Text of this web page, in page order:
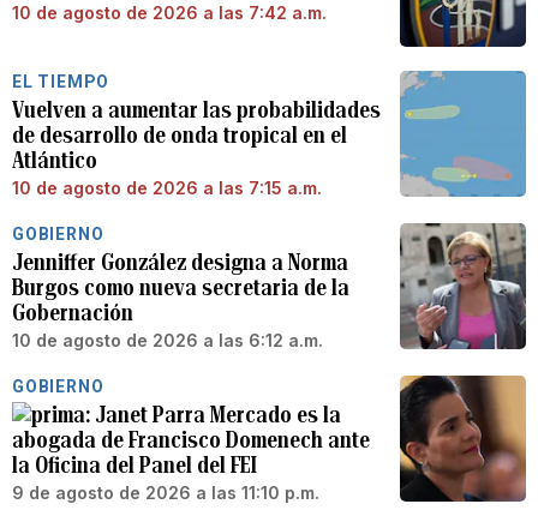
10 de agosto de 2026 a las 7:42 a.m.
EL TIEMPO
Vuelven a aumentar las probabilidades
de desarrollo de onda tropical en el
Atlántico
10 de agosto de 2026 a las 7:15 a.m.
GOBIERNO
Jenniffer González designa a Norma
Burgos como nueva secretaria de la
Gobernación
10 de agosto de 2026 a las 6:12 a.m.
GOBIERNO
Janet Parra Mercado es la
abogada de Francisco Domenech ante
la Oficina del Panel del FEI
9 de agosto de 2026 a las 11:10 p.m.